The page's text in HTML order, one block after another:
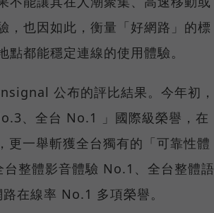
，也因如此，衡量「好網路」的標
都能穩定連線的使用體驗。
公布的評比結果。今年初，
、全台 No.1 」國際級榮譽，在
一舉斬獲全台獨有的「可靠性體
整體影音體驗 No.1、全台整體語
在線率 No.1 多項榮譽。